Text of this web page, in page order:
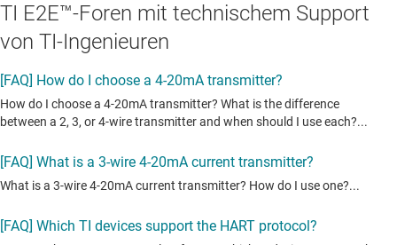
TI E2E™-Foren mit technischem Support
von TI-Ingenieuren